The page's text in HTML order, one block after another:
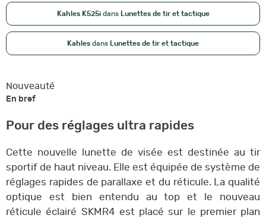
Kahles K525idans Lunettes de tir et tactique
Kahles dans Lunettes de tir et tactique
Nouveauté
En bref
Pour des réglages ultra rapides
Cette nouvelle lunette de visée est destinée au tir
sportif de haut niveau. Elle est équipée de système de
réglages rapides de parallaxe et du réticule. La qualité
optique est bien entendu au top et le nouveau
réticule éclairé SKMR4 est placé sur le premier plan